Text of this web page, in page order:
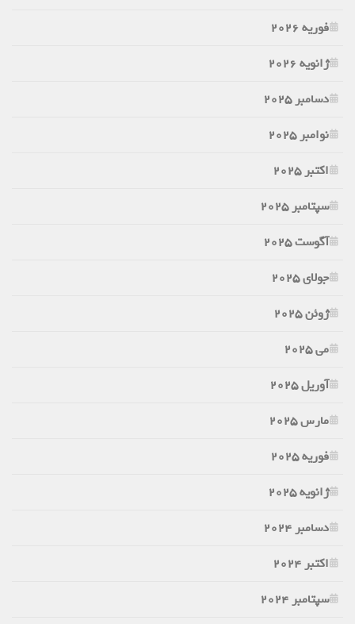
فوریه 2026
ژانویه 2026
دسامبر 2025
نوامبر 2025
اکتبر 2025
سپتامبر 2025
آگوست 2025
جولای 2025
ژوئن 2025
می 2025
آوریل 2025
مارس 2025
فوریه 2025
ژانویه 2025
دسامبر 2024
اکتبر 2024
سپتامبر 2024